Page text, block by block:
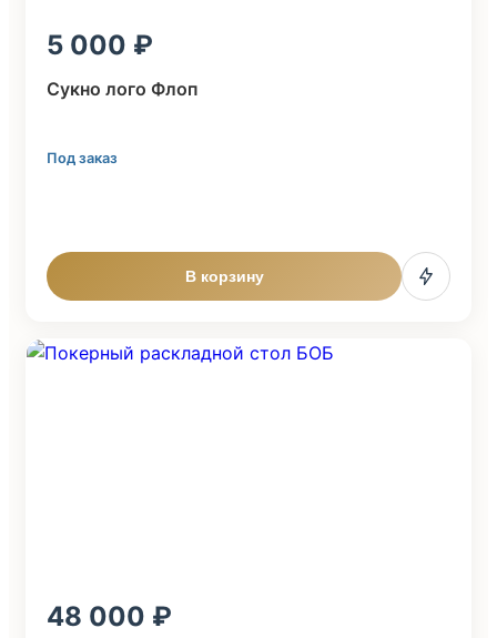
5 000
Cукно лого Флоп
Под заказ
В корзину
48 000